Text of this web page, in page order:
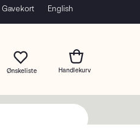
Gavekort English